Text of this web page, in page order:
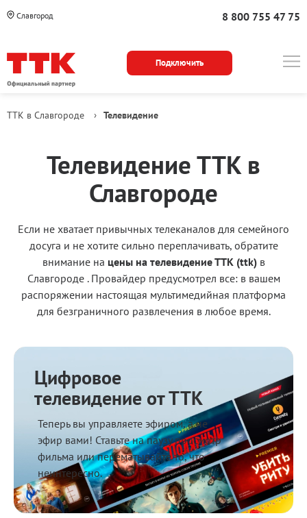
Славгород 8 800 755 47 75
Подключить
ТТК в Славгороде › Телевидение
Телевидение ТТК в
Славгороде
Если не хватает привычных телеканалов для семейного
досуга и не хотите сильно переплачивать, обратите
внимание на цены на телевидение ТТК (ttk)в
Славгороде . Провайдер предусмотрел все: в вашем
распоряжении настоящая мультимедийная платформа
для безграничного развлечения в любое время.
Цифровое
телевидение от ТТК
Теперь вы управляете эфиром, а не
эфир вами! Ставьте на паузу просмотр
фильма или перематывайте то, что
неинтересно.